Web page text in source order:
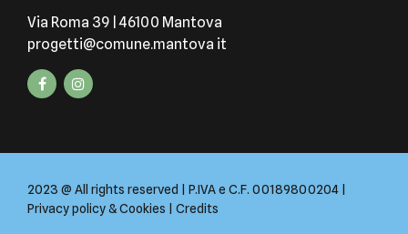
Via Roma 39 | 46100 Mantova
progetti@comune.mantova it
2023 @ All rights reserved | P.IVA e C.F. 00189800204 |
Privacy policy & Cookies
Credits